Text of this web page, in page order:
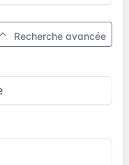
Recherche avancée